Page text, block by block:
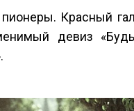
Красный
девиз